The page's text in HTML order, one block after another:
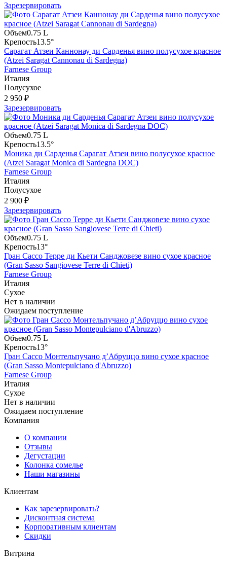
Зарезервировать
Объем0.75 L
Крепость13.5°
Сарагат Атзеи Каннонау ди Сарденья вино полусухое красное
(Atzei Saragat Cannonau di Sardegna)
Farnese Group
Италия
Полусухое
2 950 ₽
Зарезервировать
Объем0.75 L
Крепость13.5°
Моника ди Сарденья Сарагат Атзеи вино полусухое красное
(Atzei Saragat Monica di Sardegna DOC)
Farnese Group
Италия
Полусухое
2 900 ₽
Зарезервировать
Объем0.75 L
Крепость13°
Гран Сассо Терре ди Кьети Санджовезе вино сухое красное
(Gran Sasso Sangiovese Terre di Chieti)
Farnese Group
Италия
Сухое
Нет в наличии
Ожидаем поступление
Объем0.75 L
Крепость13°
Гран Сассо Монтельпучано д’Абруццо вино сухое красное
(Gran Sasso Montepulciano d'Abruzzo)
Farnese Group
Италия
Сухое
Нет в наличии
Ожидаем поступление
Компания
О компании
Отзывы
Дегустации
Колонка сомелье
Наши магазины
Клиентам
Как зарезервировать?
Дисконтная система
Корпоративным клиентам
Скидки
Витрина